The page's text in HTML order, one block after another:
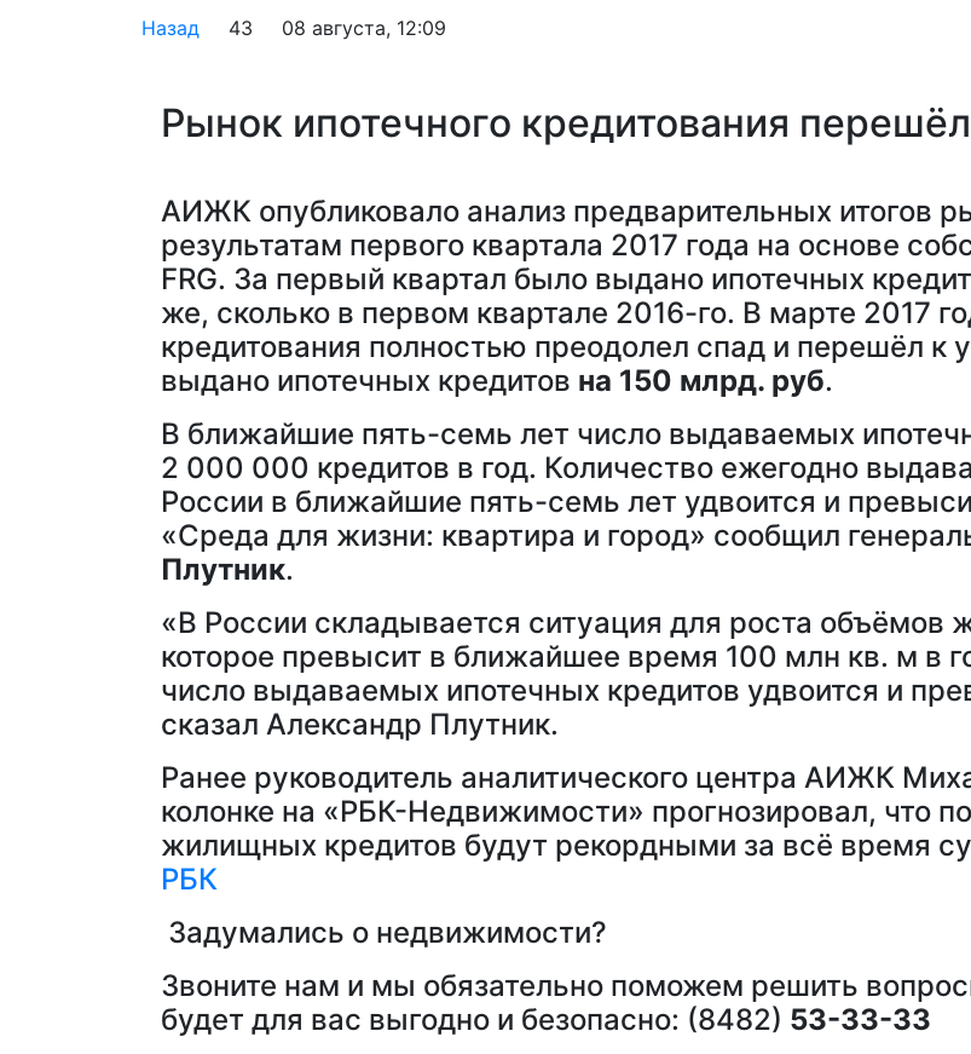
Назад
43 08 августа, 12:09
Рынок ипотечного кредитования
АИЖК опубликовало анализ предварительных итогов
результатам первого квартала 2017 года на основе
FRG. За первый квартал было выдано ипотечных
же, сколько в первом квартале 2016-го. В марте 2017
кредитования полностью преодолел спад и перешёл к
выдано ипотечных кредитов на 150 млрд. руб.
В ближайшие пять-семь лет число выдаваемых
2 000 000 кредитов в год. Количество ежегодно
России в ближайшие пять-семь лет удвоится и
«Среда для жизни: квартира и город» сообщил
Плутник.
«В России складывается ситуация для роста объёмов
которое превысит в ближайшее время 100 млн кв. м в
число выдаваемых ипотечных кредитов удвоится и
сказал Александр Плутник.
Ранее руководитель аналитического центра АИЖК
колонке на «РБК-Недвижимости» прогнозировал, что
жилищных кредитов будут рекордными за всё время
РБК
Задумались о недвижимости?
Звоните нам и мы обязательно поможем решить
будет для вас выгодно и безопасно: (8482) 53-33-33